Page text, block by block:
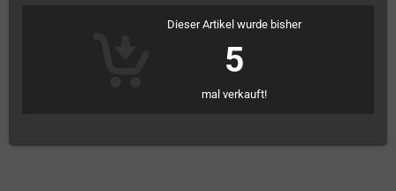
Dieser Artikel wurde bisher
5
mal verkauft!